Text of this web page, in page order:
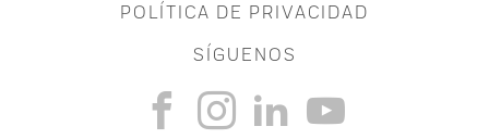
POLÍTICA DE PRIVACIDAD
SÍGUENOS